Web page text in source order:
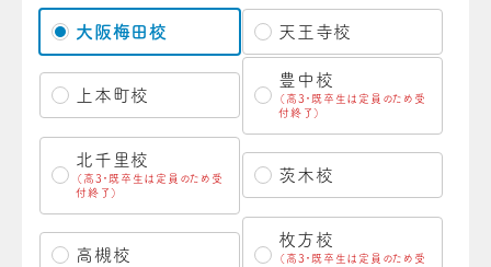
大阪梅田校 天王寺校
上本町校
豊中校
（高3・既卒生は定員のため受
付終了）
北千里校
（高3・既卒生は定員のため受
付終了）
茨木校
高槻校
枚方校
（高3・既卒生は定員のため受